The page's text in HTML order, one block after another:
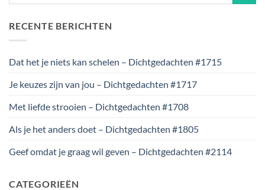
RECENTE BERICHTEN
Dat het je niets kan schelen – Dichtgedachten #1715
Je keuzes zijn van jou – Dichtgedachten #1717
Met liefde strooien – Dichtgedachten #1708
Als je het anders doet – Dichtgedachten #1805
Geef omdat je graag wil geven – Dichtgedachten #2114
CATEGORIEËN